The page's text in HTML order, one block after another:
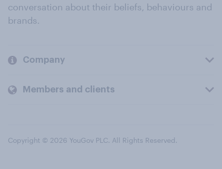
conversation about their beliefs, behaviours and
brands.
Company
Members and clients
Copyright © 2026 YouGov PLC. All Rights Reserved.